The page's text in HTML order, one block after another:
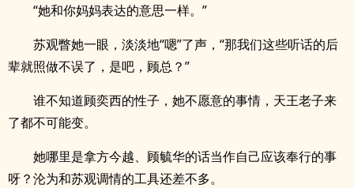
“她和你妈妈表达的意思一样。”
苏观瞥她一眼，淡淡地“嗯”了声，“那我们这些听话的后
辈就照做不误了，是吧，顾总？”
谁不知道顾奕西的性子，她不愿意的事情，天王老子来
了都不可能变。
她哪里是拿方今越、顾毓华的话当作自己应该奉行的事
呀？沦为和苏观调情的工具还差不多。